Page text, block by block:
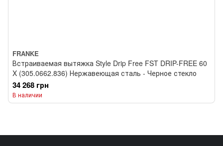
FRANKE
Встраиваемая вытяжка Style Drip Free FST DRIP-FREE 60
X (305.0662.836) Нержавеющая сталь - Черное стекло
34 268 грн
В наличии